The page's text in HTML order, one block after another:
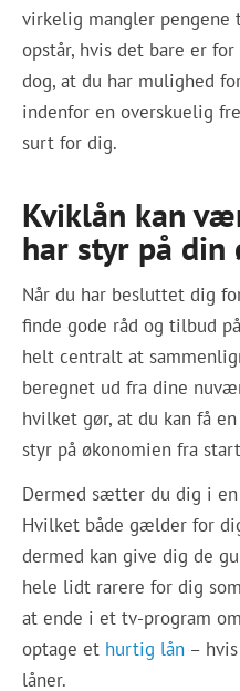
virkelig mangler
opstår, hvis det bare er
dog, at du har mulighed
indenfor en overskuelig
surt for dig.
Kviklån kan
har styr på din
Når du har besluttet dig
finde gode råd og tilbud
helt centralt at
beregnet ud fra dine
hvilket gør, at du kan få
styr på økonomien fra
Dermed sætter du dig i
Hvilket både gælder for
dermed kan give dig de
hele lidt rarere for dig
at ende i et tv-program
optage et hurtig lån –
låner.